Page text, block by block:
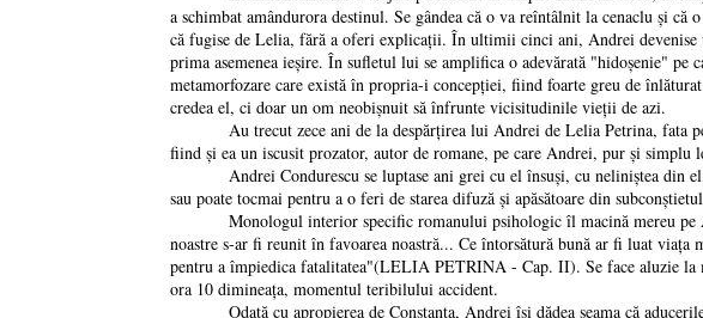
a schimbat amândurora destinul. Se gândea că o va reîntâlnit la cenaclu şi
că fugise de Lelia, fără a oferi explicații. În ultimii cinci ani, Andrei
prima asemenea ieşire. În sufletul lui se amplifica o adevărată "hidoşenie"
metamorfozare care există în propria-i concepției, fiind foarte greu de
credea el, ci doar un om neobişnuit să înfrunte vicisitudinile vieții de azi.
Au trecut zece ani de la despărțirea lui Andrei de Lelia Petrina, fata pe
fiind şi ea un iscusit prozator, autor de romane, pe care Andrei, pur şi
Andrei Condurescu se luptase ani grei cu el însuşi, cu neliniştea din el,
sau poate tocmai pentru a o feri de starea difuză şi apăsătoare din
Monologul interior specific romanului psihologic îl macină mereu pe
noastre s-ar fi reunit în favoarea noastră... Ce întorsătură bună ar fi luat viața
pentru a împiedica fatalitatea"(LELIA PETRINA - Cap. II). Se face aluzie
ora 10 dimineața, momentul teribilului accident.
Odată cu apropierea de Constanța, Andrei îşi dădea seama că aducerile